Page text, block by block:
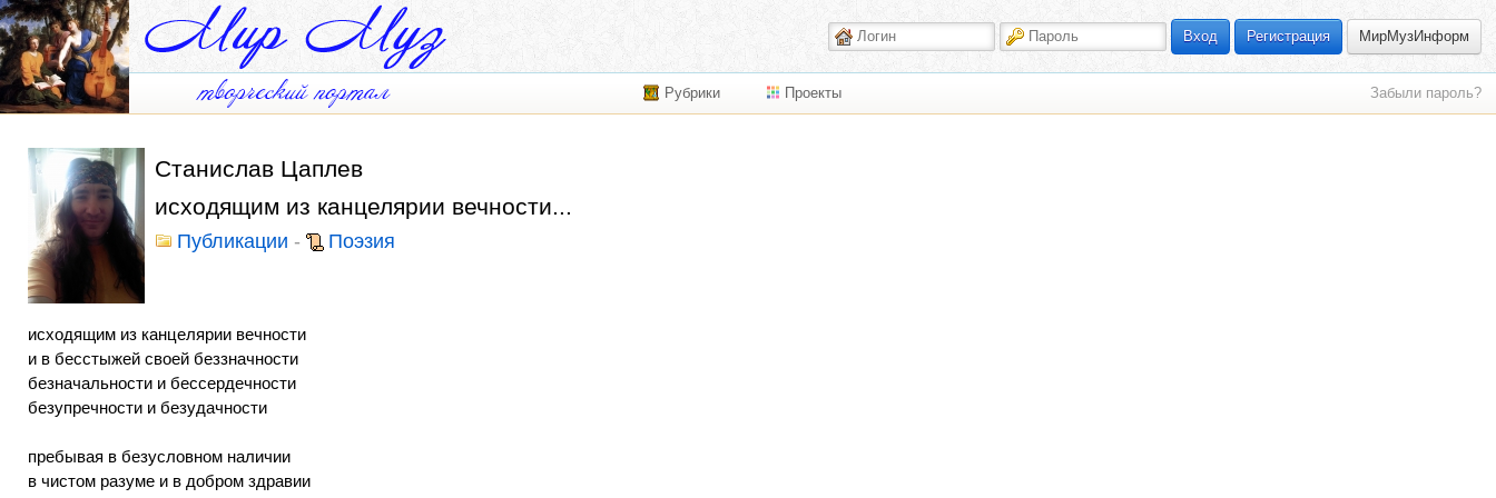
Вход Регистрация МирМузИнформ
Рубрики Проекты Забыли пароль?
Станислав Цаплев
исходящим из канцелярии вечности...
Публикации - Поэзия
исходящим из канцелярии вечности
и в бесстыжей своей беззначности
безначальности и бессердечности
безупречности и безудачности
пребывая в безусловном наличии
в чистом разуме и в добром здравии